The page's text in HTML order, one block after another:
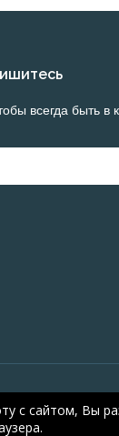
всегда быть в
с сайтом, Вы